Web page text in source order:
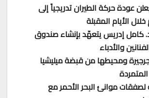
عودة حركة الطيران تدريجياً إلى
الأيام المقبلة
د. كامل إدريس يتعهّد بإنشاء صندوق
والأدباء
ومحيطها من قبضة ميليشيا
لصفقات موانئ البحر الأحمر مع